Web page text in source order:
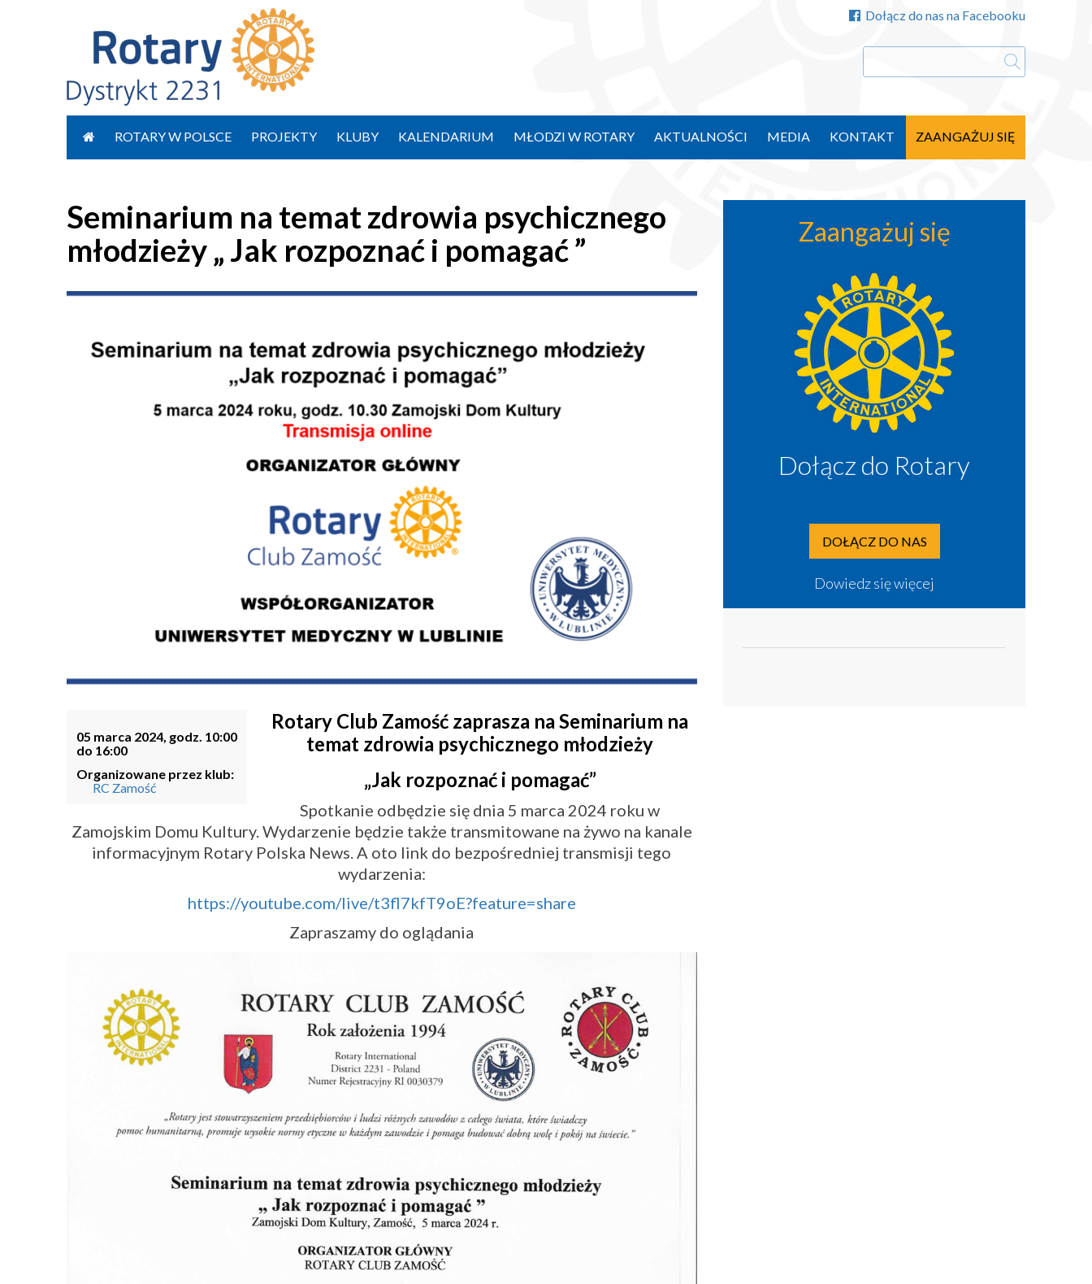
Dołącz do nas na Facebooku
ROTARY W POLSCE PROJEKTY KLUBY KALENDARIUM MŁODZI W ROTARY AKTUALNOŚCI MEDIA KONTAKT ZAANGAŻUJ SIĘ
Seminarium na temat zdrowia psychicznego
młodzieży „ Jak rozpoznać i pomagać ”
05 marca 2024, godz. 10:00
do 16:00
Organizowane przez klub:
RC Zamość
Rotary Club Zamość zaprasza na Seminarium na
temat zdrowia psychicznego młodzieży
„Jak rozpoznać i pomagać”
Spotkanie odbędzie się dnia 5 marca 2024 roku w
Zamojskim Domu Kultury. Wydarzenie będzie także transmitowane na żywo na kanale
informacyjnym Rotary Polska News. A oto link do bezpośredniej transmisji tego
wydarzenia:
https://youtube.com/live/t3fl7kfT9oE?feature=share
Zapraszamy do oglądania
Zaangażuj się
Dołącz do Rotary
DOŁĄCZ DO NAS
Dowiedz się więcej